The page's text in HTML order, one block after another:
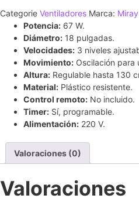
Categorie Ventiladores Marca: Miray
Potencia: 67 W.
Diámetro: 18 pulgadas.
Velocidades: 3 niveles
Movimiento: Oscilación para
Altura: Regulable hasta 130
Material: Plástico resistente.
Control remoto: No incluido.
Timer: Sí, programable.
Alimentación: 220 V.
Valoraciones (0)
Valoraciones